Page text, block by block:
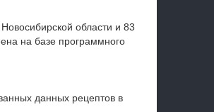
области и 83
на базе программного
данных рецептов в